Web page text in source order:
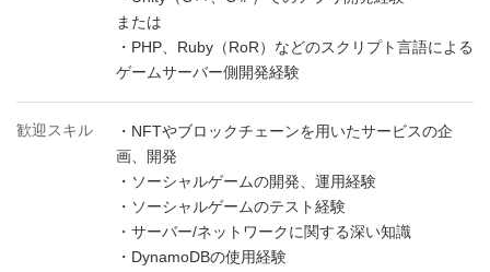
または
・PHP、Ruby（RoR）などのスクリプト言語による
ゲームサーバー側開発経験
歓迎スキル
・NFTやブロックチェーンを用いたサービスの企
画、開発
・ソーシャルゲームの開発、運用経験
・ソーシャルゲームのテスト経験
・サーバー/ネットワークに関する深い知識
・DynamoDBの使用経験